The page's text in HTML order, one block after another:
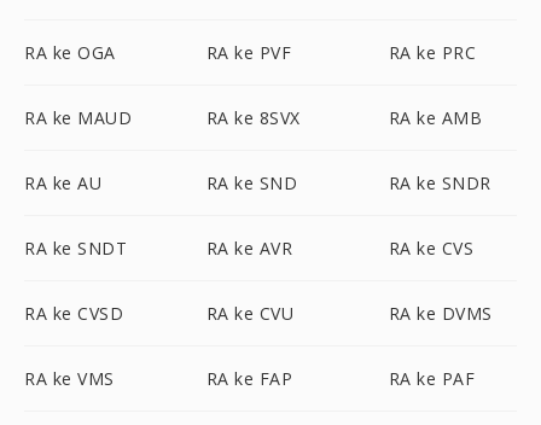
RA ke OGA RA ke PVF RA ke PRC
RA ke MAUD RA ke 8SVX RA ke AMB
RA ke AU RA ke SND RA ke SNDR
RA ke SNDT RA ke AVR RA ke CVS
RA ke CVSD RA ke CVU RA ke DVMS
RA ke VMS RA ke FAP RA ke PAF